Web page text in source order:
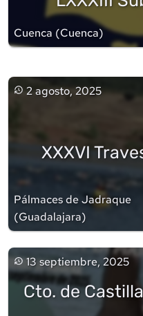
Cuenca (Cuenca)
2 agosto, 2025
XXXVI
Pálmaces de Jadraque
(Guadalajara)
13 septiembre, 2025
Cto. de